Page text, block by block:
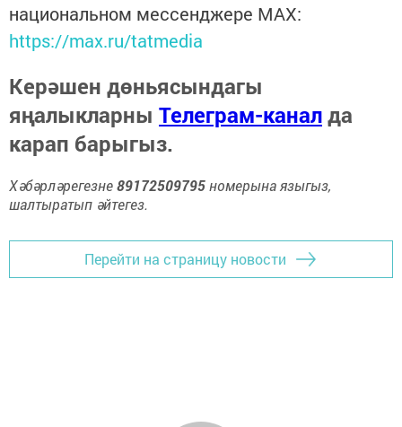
национальном мессенджере MАХ:
https://max.ru/tatmedia
Керәшен дөньясындагы
яңалыкларны Телеграм-каналда
карап барыгыз.
Хәбәрләрегезне89172509795номерына языгыз,
шалтыратып әйтегез.
Перейти на страницу новости